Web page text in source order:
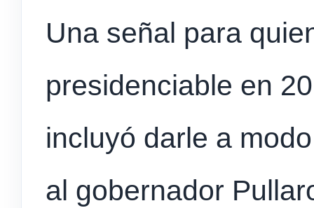
Una señal para
presidenciable en
incluyó darle a
al gobernador